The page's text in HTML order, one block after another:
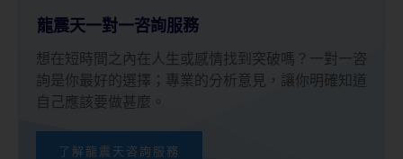
龍震天一對一咨詢服務
想在短時間之內在人生或感情找到突破嗎？一對一咨
詢是你最好的選擇；專業的分析意見，讓你明確知道
自己應該要做甚麼。
了解龍震天咨詢服務